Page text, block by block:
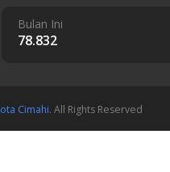
Bulan Ini
78.832
Cimahi. All Rights Reserved